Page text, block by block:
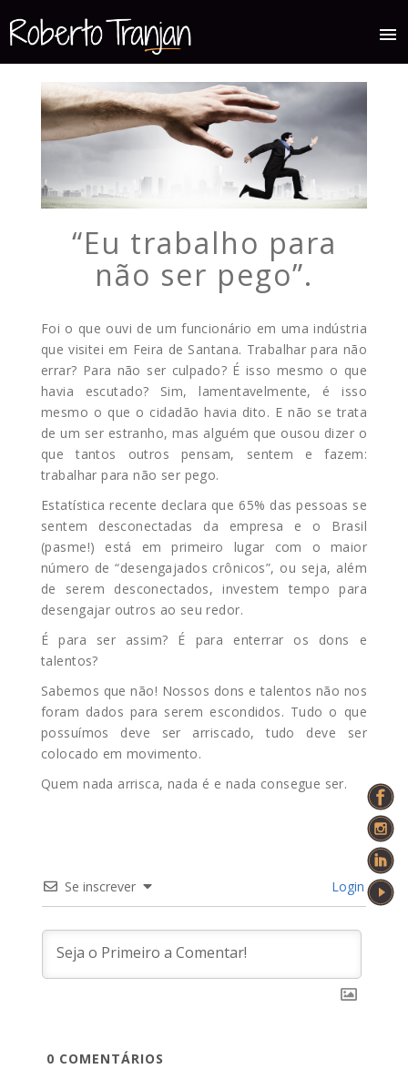
menu
“Eu trabalho para
não ser pego”.
Foi o que ouvi de um funcionário em uma indústria
que visitei em Feira de Santana. Trabalhar para não
errar? Para não ser culpado? É isso mesmo o que
havia escutado? Sim, lamentavelmente, é isso
mesmo o que o cidadão havia dito. E não se trata
de um ser estranho, mas alguém que ousou dizer o
que tantos outros pensam, sentem e fazem:
trabalhar para não ser pego.
Estatística recente declara que 65% das pessoas se
sentem desconectadas da empresa e o Brasil
(pasme!) está em primeiro lugar com o maior
número de “desengajados crônicos”, ou seja, além
de serem desconectados, investem tempo para
desengajar outros ao seu redor.
É para ser assim? É para enterrar os dons e
talentos?
Sabemos que não! Nossos dons e talentos não nos
foram dados para serem escondidos. Tudo o que
possuímos deve ser arriscado, tudo deve ser
colocado em movimento.
Quem nada arrisca, nada é e nada consegue ser.
Se inscrever Login
0 COMENTÁRIOS